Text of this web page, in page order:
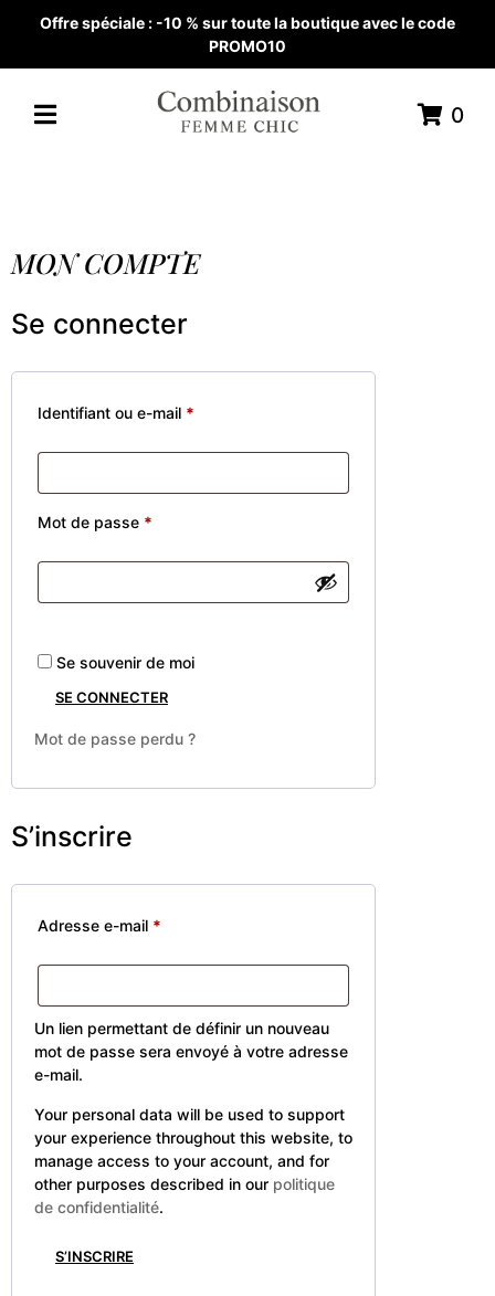
Offre spéciale : -10 % sur toute la boutique avec le code
PROMO10
0
MON COMPTE
Se connecter
Identifiant ou e-mail *
Mot de passe *
Se souvenir de moi
SE CONNECTER
Mot de passe perdu ?
S’inscrire
Adresse e-mail *
Un lien permettant de définir un nouveau
mot de passe sera envoyé à votre adresse
e-mail.
Your personal data will be used to support
your experience throughout this website, to
manage access to your account, and for
other purposes described in our politique
de confidentialité.
S’INSCRIRE